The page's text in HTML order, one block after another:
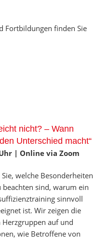
Fortbildungen finden Sie
nicht? – Wann
Unterschied macht“
| Online via Zoom
welche Besonderheiten
sind, warum ein
sinnvoll
ist. Wir zeigen die
Herzgruppen auf und
wie Betroffene von